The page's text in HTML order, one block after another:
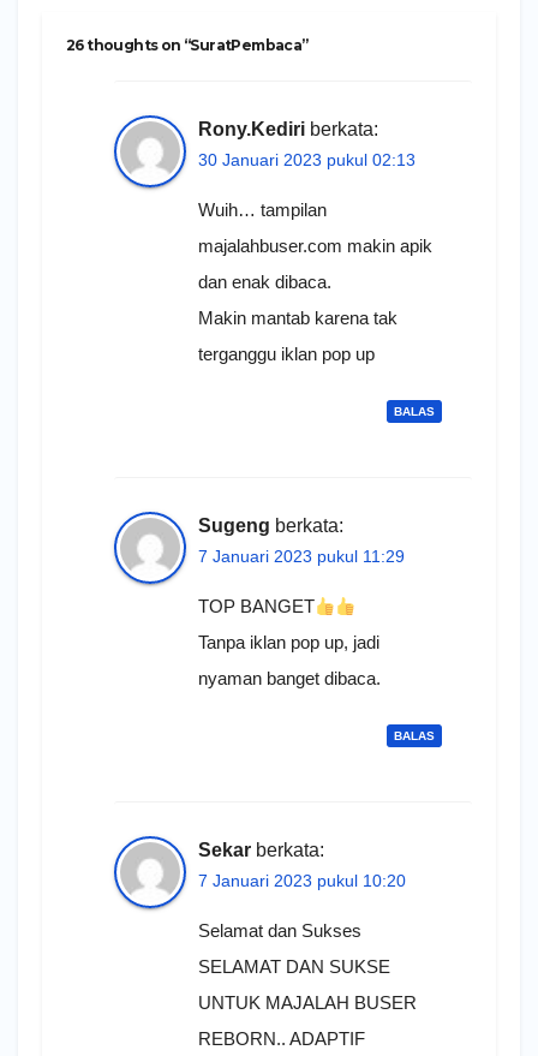
26 thoughts on “SuratPembaca”
Rony.Kediri berkata:
30 Januari 2023 pukul 02:13
Wuih… tampilan
majalahbuser.com makin apik
dan enak dibaca.
Makin mantab karena tak
terganggu iklan pop up
BALAS
Sugeng berkata:
7 Januari 2023 pukul 11:29
TOP BANGET
Tanpa iklan pop up, jadi
nyaman banget dibaca.
BALAS
Sekar berkata:
7 Januari 2023 pukul 10:20
Selamat dan Sukses
SELAMAT DAN SUKSE
UNTUK MAJALAH BUSER
REBORN.. ADAPTIF